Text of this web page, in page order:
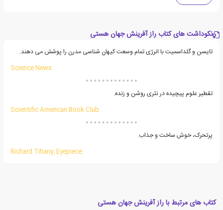
نکوداشت های کتاب راز آفرینش جهان هستی
تایسن و گلداسمیت با انرژی تمام وسعت کیهان شناسی مدرن را پوشش می دهند.
Science News
تقطیر علوم پیچیده در نثری روشن و زنده.
Scientific American Book Club
پرتحرک، خوش ساخت و جذاب.
Richard Tihany, Eyepiece
کتاب های مرتبط با راز آفرینش جهان هستی